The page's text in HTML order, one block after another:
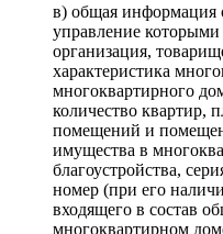
в) общая информация
управление
организация,
характеристика
многоквартирного
количество
помещений и
имущества в
благоустройства,
номер (при его
входящего в состав
многоквартирном